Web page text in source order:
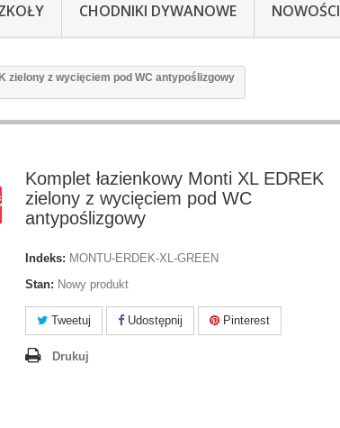
CHODNIKI DYWANOWE NOWOŚCI
zielony z wycięciem pod WC antypoślizgowy
Komplet łazienkowy Monti XL EDREK
zielony z wycięciem pod WC
antypoślizgowy
Indeks: MONTU-ERDEK-XL-GREEN
Stan: Nowy produkt
Tweetuj Udostępnij Pinterest
Drukuj